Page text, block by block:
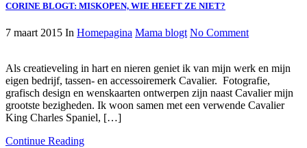
CORINE BLOGT: MISKOPEN, WIE HEEFT ZE NIET?
7 maart 2015 In Homepagina Mama blogt No Comment
Als creatieveling in hart en nieren geniet ik van mijn werk en mijn
eigen bedrijf, tassen- en accessoiremerk Cavalier. Fotografie,
grafisch design en wenskaarten ontwerpen zijn naast Cavalier mijn
grootste bezigheden. Ik woon samen met een verwende Cavalier
King Charles Spaniel, […]
Continue Reading